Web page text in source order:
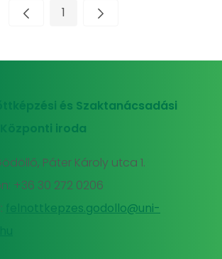
Oldal
1
és Szaktanácsadási
Központi iroda
Páter Károly utca 1.
+36 30 272 0206
felnottkepzes.godollo@uni-